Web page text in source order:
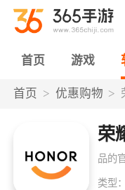
首页 游戏
首页 优惠购物
荣
品的
类型